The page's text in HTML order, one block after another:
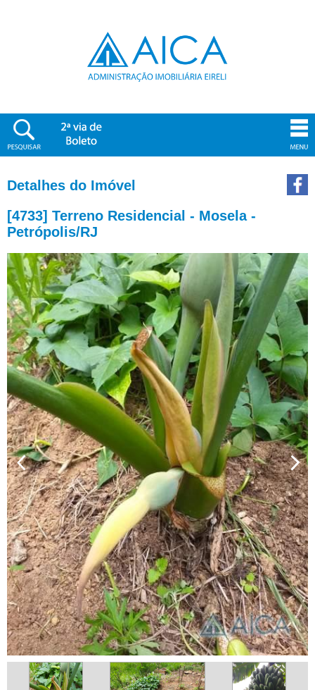
Detalhes do Imóvel
[4733] Terreno Residencial - Mosela -
Petrópolis/RJ